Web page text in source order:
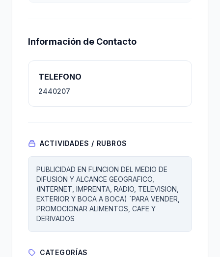
Información de Contacto
TELEFONO
2440207
ACTIVIDADES / RUBROS
PUBLICIDAD EN FUNCION DEL MEDIO DE
DIFUSION Y ALCANCE GEOGRAFICO,
(INTERNET, IMPRENTA, RADIO, TELEVISION,
EXTERIOR Y BOCA A BOCA) ´PARA VENDER,
PROMOCIONAR ALIMENTOS, CAFE Y
DERIVADOS
CATEGORÍAS